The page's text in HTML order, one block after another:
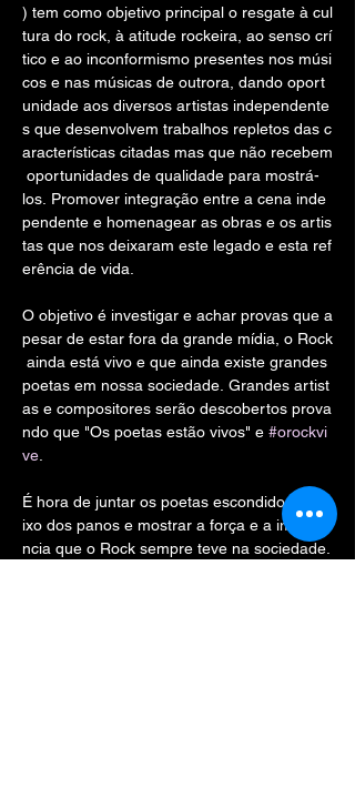
) tem como objetivo principal o resgate à cul
tura do rock, à atitude rockeira, ao senso crí
tico e ao inconformismo presentes nos músi
cos e nas músicas de outrora, dando oport
unidade aos diversos artistas independente
s que desenvolvem trabalhos repletos das c
aracterísticas citadas mas que não recebem
oportunidades de qualidade para mostrá-
los. Promover integração entre a cena inde
pendente e homenagear as obras e os artis
tas que nos deixaram este legado e esta ref
erência de vida.
O objetivo é investigar e achar provas que a
pesar de estar fora da grande mídia, o Rock
ainda está vivo e que ainda existe grandes
poetas em nossa sociedade. Grandes artist
as e compositores serão descobertos prova
ndo que "Os poetas estão vivos" e #orockvi
ve
É hora de juntar os poetas escondidos deba
ixo dos panos e mostrar a força e a importâ
ncia que o Rock sempre teve na sociedade.